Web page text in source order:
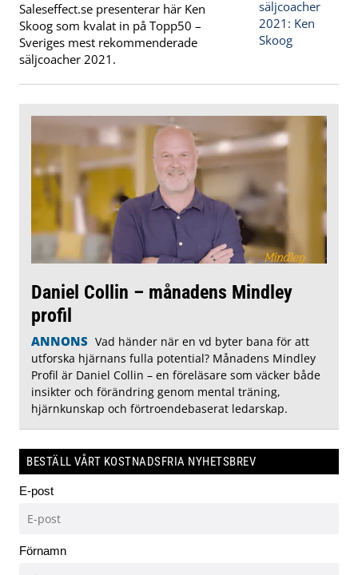
Saleseffect.se presenterar här Ken
Skoog som kvalat in på Topp50 –
Sveriges mest rekommenderade
säljcoacher 2021.
Daniel Collin – månadens Mindley
profil
ANNONS Vad händer när en vd byter bana för att
utforska hjärnans fulla potential? Månadens Mindley
Profil är Daniel Collin – en föreläsare som väcker både
insikter och förändring genom mental träning,
hjärnkunskap och förtroendebaserat ledarskap.
BESTÄLL VÅRT KOSTNADSFRIA NYHETSBREV
E-post
Förnamn